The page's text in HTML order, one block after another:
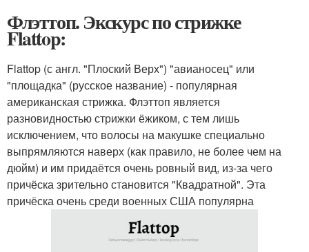
Флэттоп. Экскурс по стрижке
Flattop:
Flattop (с англ. "Плоский Верх") "авианосец" или
"площадка" (русское название) - популярная
американская стрижка. Флэттоп является
разновидностью стрижки ёжиком, с тем лишь
исключением, что волосы на макушке специально
выпрямляются наверх (как правило, не более чем на
дюйм) и им придаётся очень ровный вид, из-за чего
причёска зрительно становится "Квадратной". Эта
причёска очень среди военных США популярна